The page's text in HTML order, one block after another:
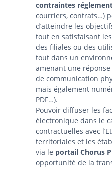
contraintes
courriers, contrats…)
d’atteindre les
tout en satisfaisant
des filiales ou des
tout dans un
amenant une
de communication
mais également
PDF…).
Pouvoir diffuser les
électronique dans le
contractuelles avec
territoriales et les
via le portail Chorus
opportunité de la